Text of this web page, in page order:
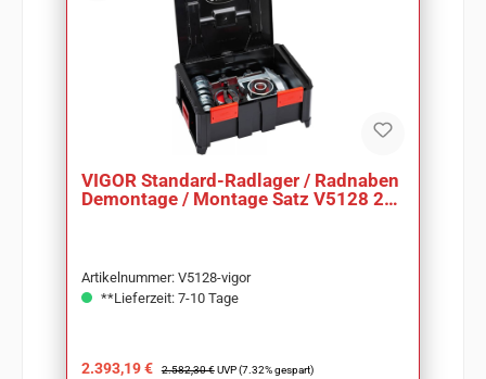
VIGOR Standard-Radlager / Radnaben
Demontage / Montage Satz V5128 23-
Artikelnummer: V5128-vigor
**Lieferzeit: 7-10 Tage
Verkaufspreis:
2.393,19 € Regulärer Preis:
2.582,30 € UVP (7.32% gespart)